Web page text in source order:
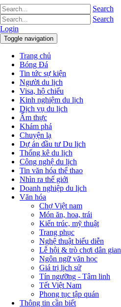
Search
Search
Login
Toggle navigation
Trang chủ
Bóng Đá
Tin tức sự kiện
Người du lịch
Visa, hộ chiếu
Kinh nghiệm du lịch
Dịch vụ du lịch
Ẩm thực
Khám phá
Chuyện lạ
Dự án đầu tư Du lịch
Thống kê du lịch
Công nghệ du lịch
Tin văn hóa thể thao
Nhìn ra thế giới
Doanh nghiệp du lịch
Văn hóa
Chợ Việt nam
Món ăn, hoa, trái
Kiến trúc, mỹ thuật
Trang phục
Nghệ thuật biểu diễn
Lễ hội & trò chơi dân gian
Ngôn ngữ văn học
Giá trị lịch sử
Tín ngưỡng - Tâm linh
Tết Việt Nam
Phong tục tập quán
Thông tin cần biết